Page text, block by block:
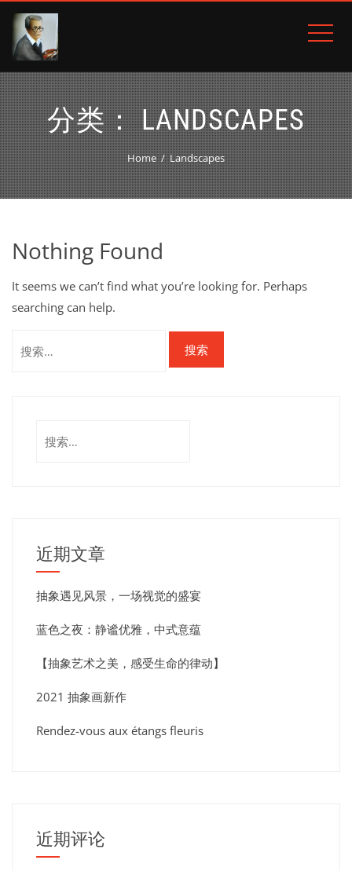
分类：LANDSCAPES
Home Landscapes
Nothing Found
It seems we can’t find what you’re looking for. Perhaps
searching can help.
近期文章
抽象遇见风景，一场视觉的盛宴
蓝色之夜：静谧优雅，中式意蕴
【抽象艺术之美，感受生命的律动】
2021 抽象画新作
Rendez-vous aux étangs fleuris
近期评论